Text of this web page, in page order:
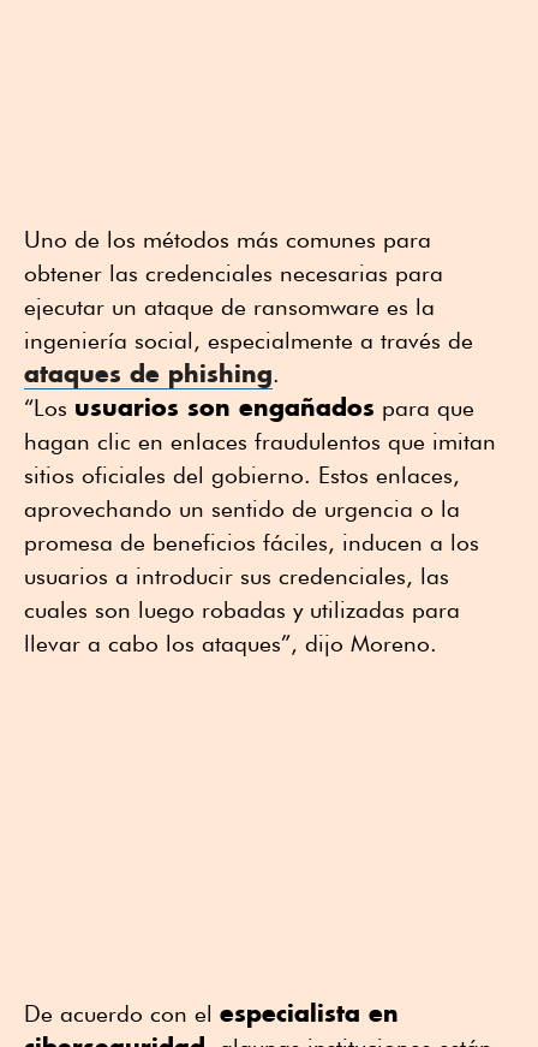
Uno de los métodos más comunes para
obtener las credenciales necesarias para
ejecutar un ataque de ransomware es la
ingeniería social, especialmente a través de
ataques de phishing.
“Los usuarios son engañados para que
hagan clic en enlaces fraudulentos que imitan
sitios oficiales del gobierno. Estos enlaces,
aprovechando un sentido de urgencia o la
promesa de beneficios fáciles, inducen a los
usuarios a introducir sus credenciales, las
cuales son luego robadas y utilizadas para
llevar a cabo los ataques”, dijo Moreno.
De acuerdo con el especialista en